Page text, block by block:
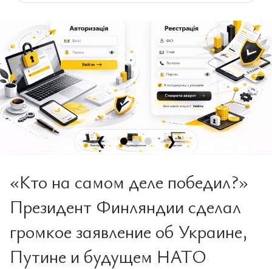
❮ ❯
«Кто на самом деле победил?»
Президент Финляндии сделал
громкое заявление об Украине,
Путине и будущем НАТО